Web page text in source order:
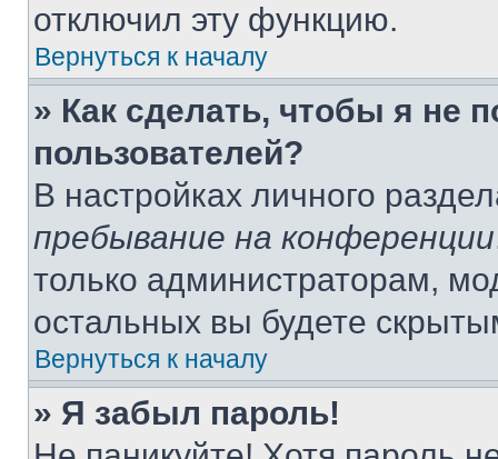
отключил эту функцию.
Вернуться к началу
» Как сделать, чтобы я не
пользователей?
В настройках личного
пребывание на конференции
только администраторам,
остальных вы будете
Вернуться к началу
» Я забыл пароль!